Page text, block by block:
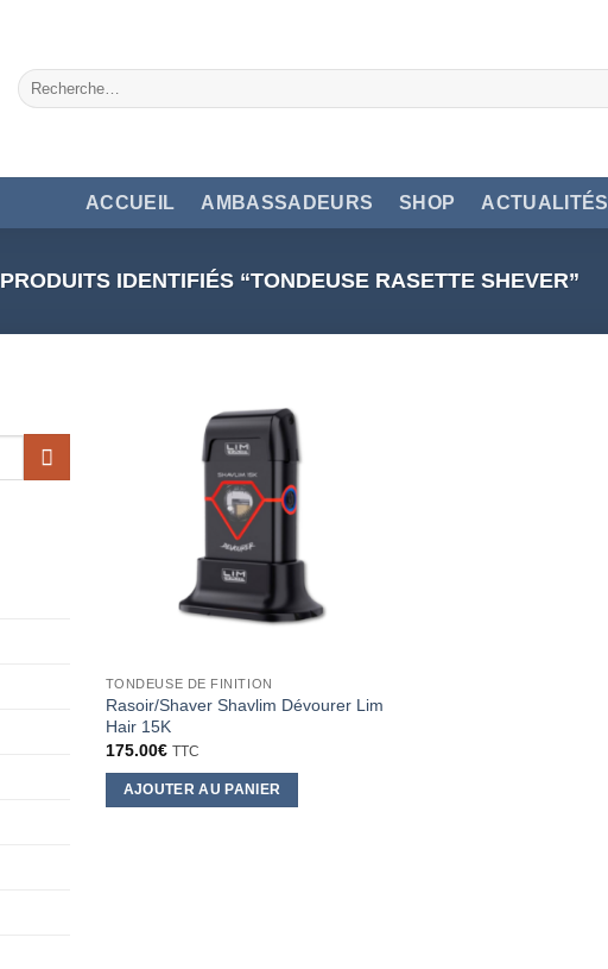
Recherche
pour :
ACCUEIL AMBASSADEURS SHOP ACTUALITÉS
PRODUITS IDENTIFIÉS “TONDEUSE RASETTE SHEVER”
TONDEUSE DE FINITION
Rasoir/Shaver Shavlim Dévourer Lim
Hair 15K
175.00€ TTC
AJOUTER AU PANIER